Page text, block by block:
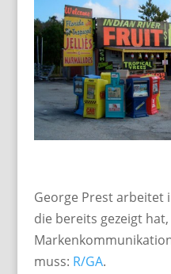
George Prest arbeitet
die bereits gezeigt
muss: R/GA.